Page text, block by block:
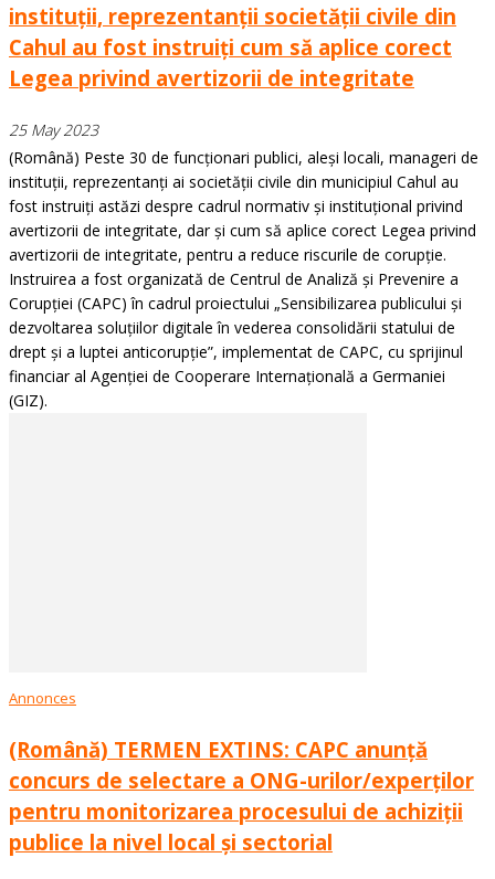
instituții, reprezentanții societății civile din
Cahul au fost instruiți cum să aplice corect
Legea privind avertizorii de integritate
25 May 2023
(Română) Peste 30 de funcționari publici, aleși locali, manageri de
instituții, reprezentanți ai societății civile din municipiul Cahul au
fost instruiți astăzi despre cadrul normativ și instituțional privind
avertizorii de integritate, dar și cum să aplice corect Legea privind
avertizorii de integritate, pentru a reduce riscurile de corupție.
Instruirea a fost organizată de Centrul de Analiză și Prevenire a
Corupției (CAPC) în cadrul proiectului „Sensibilizarea publicului și
dezvoltarea soluțiilor digitale în vederea consolidării statului de
drept și a luptei anticorupție”, implementat de CAPC, cu sprijinul
financiar al Agenției de Cooperare Internațională a Germaniei
(GIZ).
Annonces
(Română) TERMEN EXTINS: CAPC anunță
concurs de selectare a ONG-urilor/experților
pentru monitorizarea procesului de achiziții
publice la nivel local și sectorial